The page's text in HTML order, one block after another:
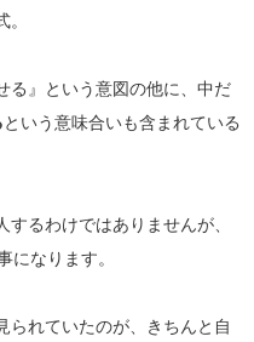
る』という意図の他に、中だ
という意味合いも含まれている
るわけではありませんが、
になります。
られていたのが、きちんと自